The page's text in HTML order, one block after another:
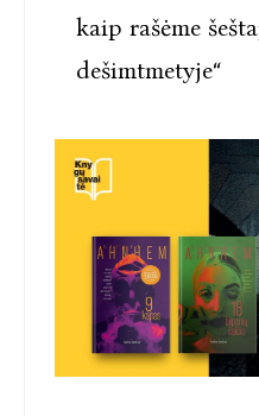
kaip rašėme
dešimtmetyje“